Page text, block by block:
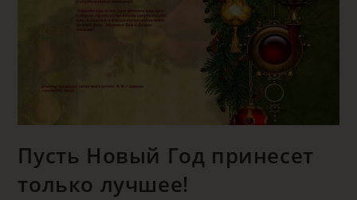
Пусть Новый Год принесет
только лучшее!